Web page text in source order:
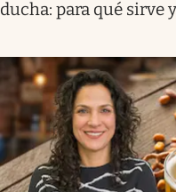
ducha: para qué sirve